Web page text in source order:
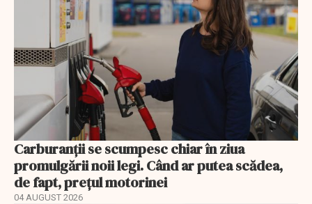
Carburanții se scumpesc chiar în ziua
promulgării noii legi. Când ar putea scădea,
de fapt, prețul motorinei
04 AUGUST 2026